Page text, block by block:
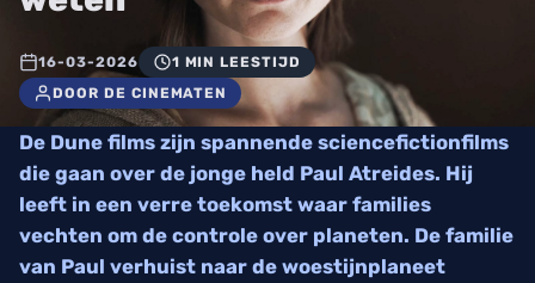
16-03-2026
1 MIN LEESTIJD
DOOR DE CINEMATEN
De Dune films zijn spannende sciencefictionfilms
die gaan over de jonge held Paul Atreides. Hij
leeft in een verre toekomst waar families
vechten om de controle over planeten. De familie
van Paul verhuist naar de woestijnplaneet